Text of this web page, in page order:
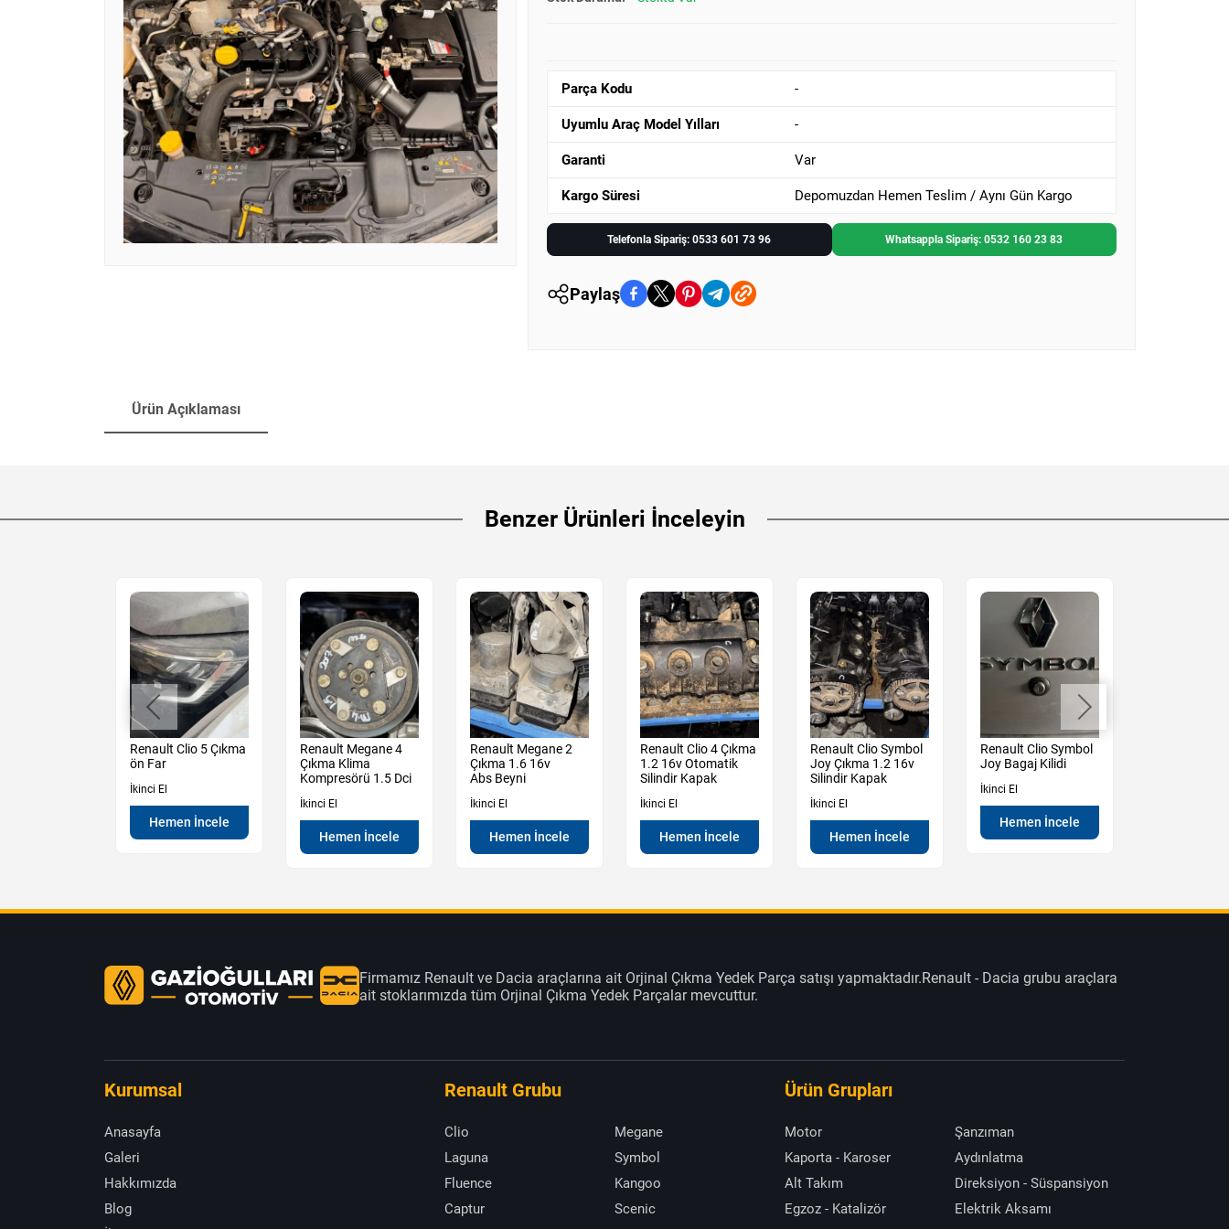
Parça Kodu -
Uyumlu Araç Model Yılları -
Garanti Var
Kargo Süresi Depomuzdan Hemen Teslim / Aynı Gün Kargo
Telefonla Sipariş: 0533 601 73 96 Whatsappla Sipariş: 0532 160 23 83
Paylaş
Ürün Açıklaması
Benzer Ürünleri İnceleyin
Renault Clio 5 Çıkma
ön Far
İkinci El
Hemen İncele
Renault Megane 4
Çıkma Klima
Kompresörü 1.5 Dci
İkinci El
Hemen İncele
Renault Megane 2
Çıkma 1.6 16v
Abs Beyni
İkinci El
Hemen İncele
Renault Clio 4 Çıkma
1.2 16v Otomatik
Silindir Kapak
İkinci El
Hemen İncele
Renault Clio Symbol
Joy Çıkma 1.2 16v
Silindir Kapak
İkinci El
Hemen İncele
Renault Clio Symbol
Joy Bagaj Kilidi
İkinci El
Hemen İncele
Firmamız Renault ve Dacia araçlarına ait Orjinal Çıkma Yedek Parça satışı yapmaktadır.Renault - Dacia grubu araçlara
ait stoklarımızda tüm Orjinal Çıkma Yedek Parçalar mevcuttur.
Kurumsal
Anasayfa
Galeri
Hakkımızda
Blog
Renault Grubu
Clio
Megane
Laguna
Symbol
Fluence
Kangoo
Captur
Scenic
Ürün Grupları
Motor
Şanzıman
Kaporta - Karoser
Aydınlatma
Alt Takım
Direksiyon - Süspansiyon
Egzoz - Katalizör
Elektrik Aksamı